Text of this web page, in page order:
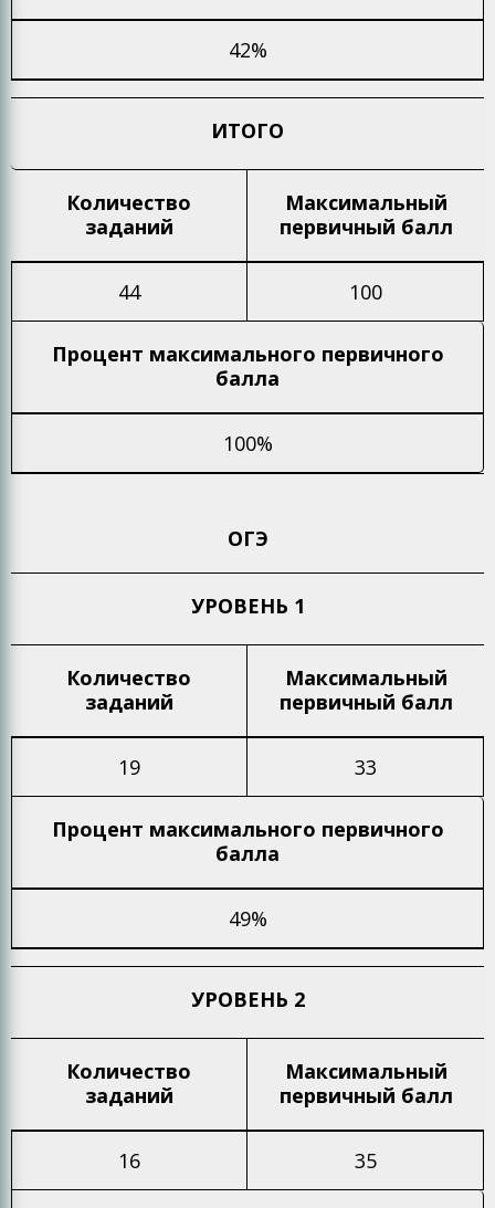
42%
ИТОГО
Количество
заданий
Максимальный
первичный балл
44 100
Процент максимального первичного
балла
100%
ОГЭ
УРОВЕНЬ 1
Количество
заданий
Максимальный
первичный балл
19 33
Процент максимального первичного
балла
49%
УРОВЕНЬ 2
Количество
заданий
Максимальный
первичный балл
16 35